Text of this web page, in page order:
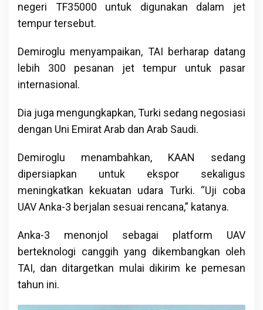
negeri TF35000 untuk digunakan dalam jet
tempur tersebut.
Demiroglu menyampaikan, TAI berharap datang
lebih 300 pesanan jet tempur untuk pasar
internasional.
Dia juga mengungkapkan, Turki sedang negosiasi
dengan Uni Emirat Arab dan Arab Saudi.
Demiroglu menambahkan, KAAN sedang
dipersiapkan untuk ekspor sekaligus
meningkatkan kekuatan udara Turki. “Uji coba
UAV Anka-3 berjalan sesuai rencana,” katanya.
Anka-3 menonjol sebagai platform UAV
berteknologi canggih yang dikembangkan oleh
TAI, dan ditargetkan mulai dikirim ke pemesan
tahun ini.